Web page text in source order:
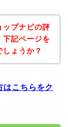
ップナビの評
下記ページを
ょうか？
はこちらをク